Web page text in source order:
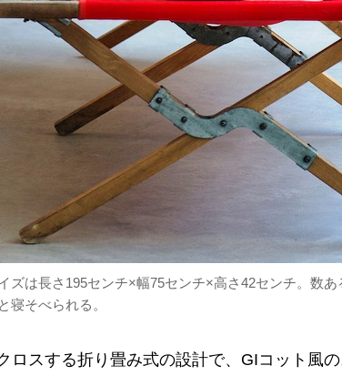
ズは長さ195センチ×幅75センチ×高さ42センチ。数
寝そべられる。
ロスする折り畳み式の設計で、GIコット風